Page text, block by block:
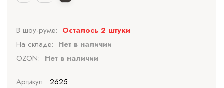
В шоу-руме: Осталось 2 штуки
На складе: Нет в наличии
OZON: Нет в наличии
Артикул: 2625